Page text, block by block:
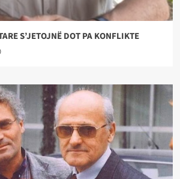
S’JETOJNË DOT PA KONFLIKTE